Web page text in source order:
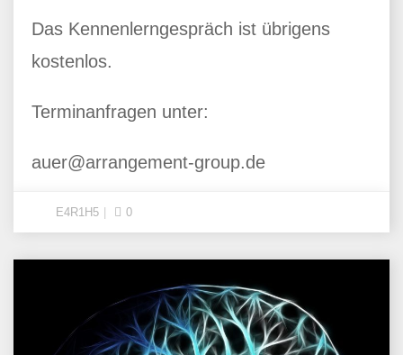
Das Kennenlerngespräch ist übrigens
kostenlos.
Terminanfragen unter:
auer@arrangement-group.de
E4R1H5 0